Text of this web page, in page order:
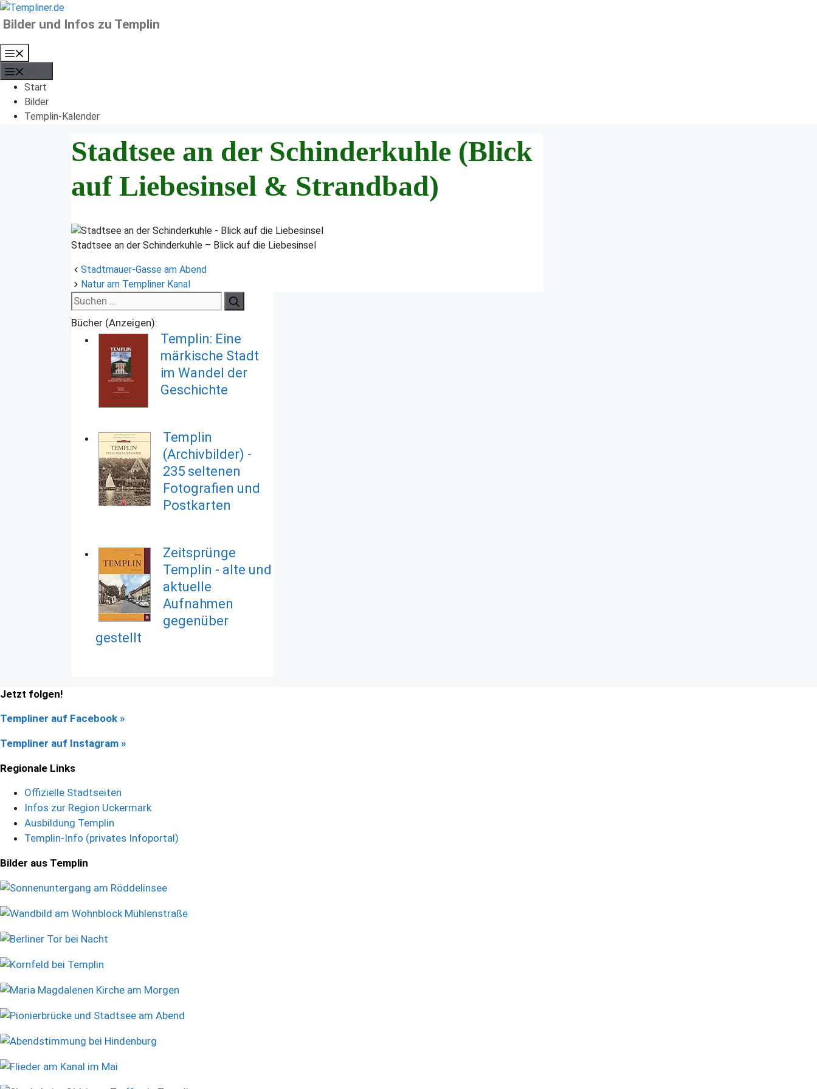
Zum
Inhalt
Bilder und Infos zu Templin
Start
Bilder
Templin-Kalender
Stadtsee an der Schinderkuhle (Blick
auf Liebesinsel & Strandbad)
Stadtsee an der Schinderkuhle – Blick auf die Liebesinsel
Stadtmauer-Gasse am Abend
Natur am Templiner Kanal
Suchen
nach:
Bücher (Anzeigen):
Templin: Eine
märkische Stadt
im Wandel der
Geschichte
Templin
(Archivbilder) -
235 seltenen
Fotografien und
Postkarten
Zeitsprünge
Templin - alte und
aktuelle
Aufnahmen
gegenüber
gestellt
Jetzt folgen!
Templiner auf Facebook »
Templiner auf Instagram »
Regionale Links
Offizielle Stadtseiten
Infos zur Region Uckermark
Ausbildung Templin
Templin-Info (privates Infoportal)
Bilder aus Templin